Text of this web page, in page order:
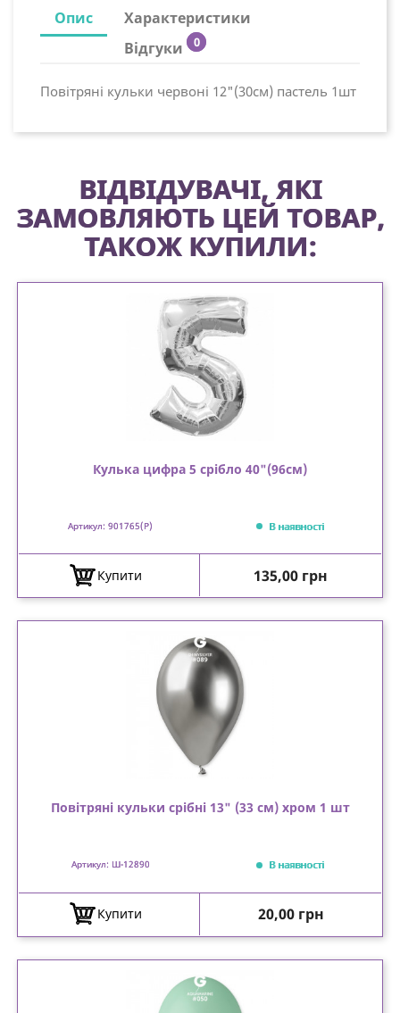
Опис
Характеристики
Відгуки
0
Повітряні кульки червоні 12"(30см) пастель 1шт
ВІДВІДУВАЧІ, ЯКІ
ЗАМОВЛЯЮТЬ ЦЕЙ ТОВАР,
ТАКОЖ КУПИЛИ:
Кулька цифра 5 срібло 40"(96см)
Артикул: 901765(P) В наявності
Купити Ціна
135,00 грн
Повітряні кульки срібні 13" (33 см) хром 1 шт
Артикул: Ш-12890 В наявності
Купити Ціна
20,00 грн